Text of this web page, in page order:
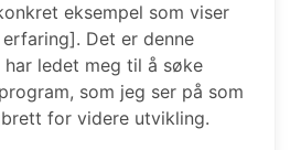
eksempel som viser
Det er denne
har ledet meg til å søke
som jeg ser på som
for videre utvikling.